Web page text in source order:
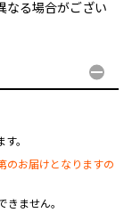
なる場合がござい
。
のお届けとなりますの
ません。